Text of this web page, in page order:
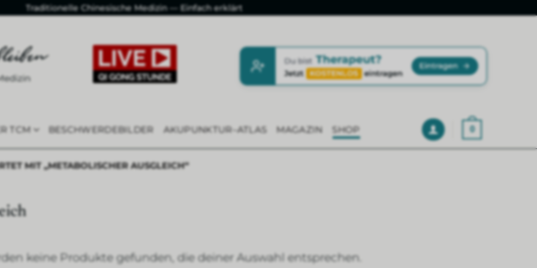
Traditionelle Chinesische Medizin — Einfach erklärt
TCM BESCHWERDEBILDER AKUPUNKTUR–ATLAS MAGAZIN SHOP 0
MIT „METABOLISCHER AUSGLEICH“
keine Produkte gefunden, die deiner Auswahl entsprechen.